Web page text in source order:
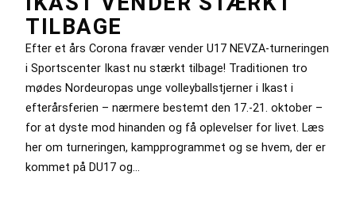
TILBAGE
Efter et års Corona fravær vender U17 NEVZA-turneringen
i Sportscenter Ikast nu stærkt tilbage! Traditionen tro
mødes Nordeuropas unge volleyballstjerner i Ikast i
efterårsferien – nærmere bestemt den 17.-21. oktober –
for at dyste mod hinanden og få oplevelser for livet. Læs
her om turneringen, kampprogrammet og se hvem, der er
kommet på DU17 og…